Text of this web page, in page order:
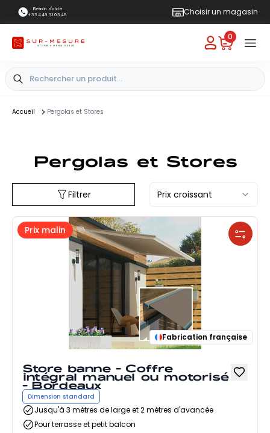
Besoin d'aide
+33 4 49 31 03 49
Choisir un magasin
0
Accueil Pergolas et Stores
Pergolas et Stores
Filtrer Prix croissant
Prix malin
Fabrication française
Store banne - Coffre
intégral manuel ou motorisé
- Bordeaux
Dimension standard
Jusqu'à 3 mètres de large et 2 mètres d'avancée
Pour terrasse et petit balcon